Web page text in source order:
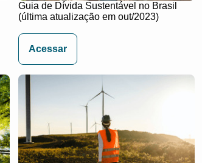
Guia de Dívida Sustentável no Brasil
(última atualização em out/2023)
Acessar